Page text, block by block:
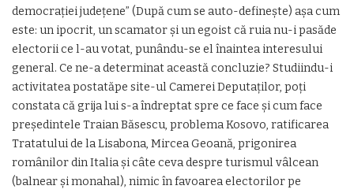
democrației județene” (După cum se auto-definește) așa cum
este: un ipocrit, un scamator și un egoist că ruia nu-i pasăde
electorii ce l-au votat, punându-se el înaintea interesului
general. Ce ne-a determinat această concluzie? Studiindu-i
activitatea postatăpe site-ul Camerei Deputaților, poți
constata că grija lui s-a îndreptat spre ce face și cum face
președintele Traian Băsescu, problema Kosovo, ratificarea
Tratatului de la Lisabona, Mircea Geoană, prigonirea
românilor din Italia și câte ceva despre turismul vâlcean
(balnear și monahal), nimic în favoarea electorilor pe